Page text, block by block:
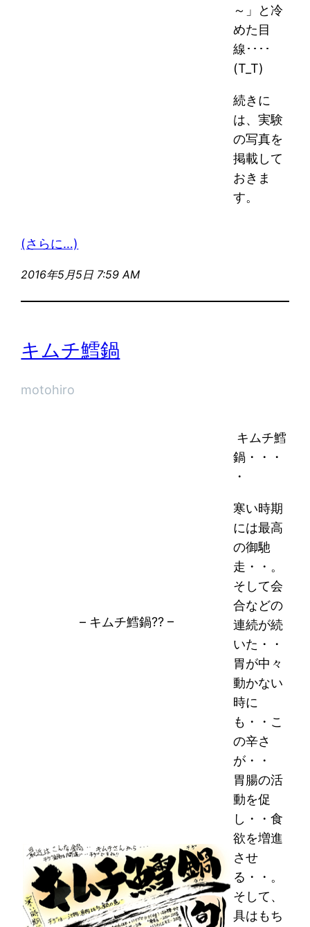
～」と冷
めた目
線････
(T_T)
続きに
は、実験
の写真を
掲載して
おきま
す。
(さらに…)
2016年5月5日 7:59 AM
キムチ鱈鍋
motohiro
– キムチ鱈鍋?? –
キムチ鱈
鍋・・・
・
寒い時期
には最高
の御馳
走・・。
そして会
合などの
連続が続
いた・・
胃が中々
動かない
時に
も・・こ
の辛さ
が・・
胃腸の活
動を促
し・・食
欲を増進
させ
る・・。
そして、
具はもち